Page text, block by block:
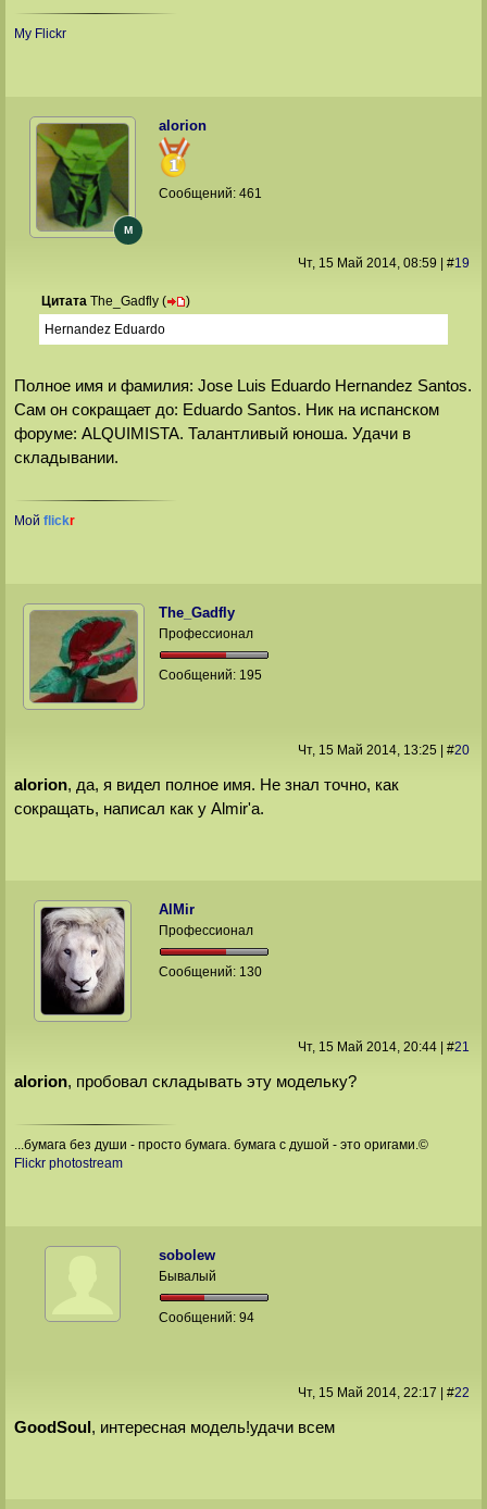
My Flickr
alorion
M
Сообщений:461
Чт, 15 Май 2014, 08:59 #19
Цитата The_Gadfly(
)
Hernandez Eduardo
Полное имя и фамилия: Jose Luis Eduardo Hernandez Santos.
Сам он сокращает до: Eduardo Santos. Ник на испанском
форуме: ALQUIMISTA. Талантливый юноша. Удачи в
складывании.
Мой flickr
The_Gadfly
Профессионал
Сообщений: 195
Чт, 15 Май 2014, 13:25 #20
alorion, да, я видел полное имя. Не знал точно, как
сокращать, написал как у Almir'а.
AlMir
Профессионал
Сообщений: 130
Чт, 15 Май 2014, 20:44| #21
alorion, пробовал складывать эту модельку?
...бумага без души - просто бумага. бумага с душой - это оригами.©
Flickr photostream
sobolew
Бывалый
Сообщений:94
Чт, 15 Май 2014, 22:17 #22
GoodSoul, интересная модель!удачи всем